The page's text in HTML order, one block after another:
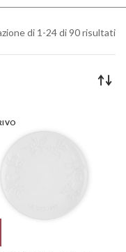
di 1-24 di 90 risultati